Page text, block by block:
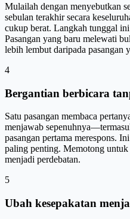
Mulailah dengan menyebutkan
sebulan terakhir secara
cukup berat. Langkah tunggal
Pasangan yang baru melewati
lebih lembut daripada pasangan
4
Bergantian berbicara
Satu pasangan membaca
menjawab
pasangan pertama merespons.
paling penting. Memotong
menjadi perdebatan.
5
Ubah kesepakatan